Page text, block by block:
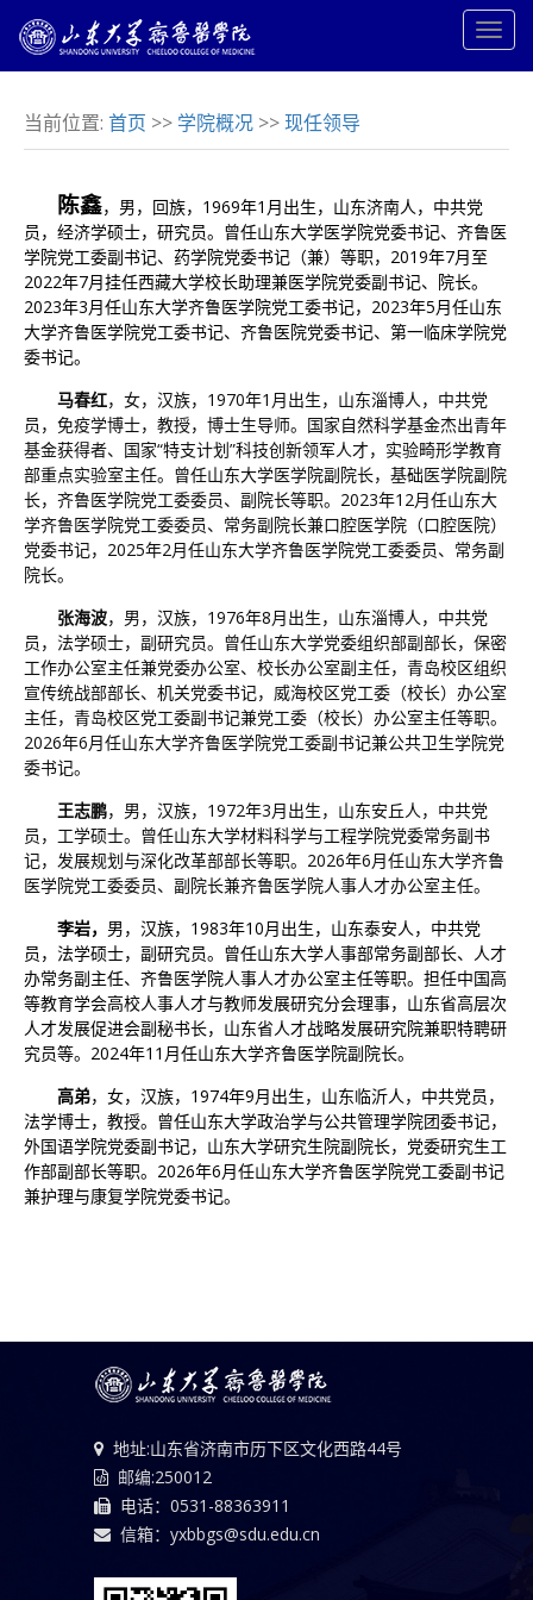
当前位置: 首页 >> 学院概况 >>现任领导
陈鑫，男，回族，1969年1月出生，山东济南人，中共党
员，经济学硕士，研究员。曾任山东大学医学院党委书记、齐鲁医
学院党工委副书记、药学院党委书记（兼）等职，2019年7月至
2022年7月挂任西藏大学校长助理兼医学院党委副书记、院长。
2023年3月任山东大学齐鲁医学院党工委书记，2023年5月任山东
大学齐鲁医学院党工委书记、齐鲁医院党委书记、第一临床学院党
委书记。
马春红，女，汉族，1970年1月出生，山东淄博人，中共党
员，免疫学博士，教授，博士生导师。国家自然科学基金杰出青年
基金获得者、国家“特支计划”科技创新领军人才，实验畸形学教育
部重点实验室主任。曾任山东大学医学院副院长，基础医学院副院
长，齐鲁医学院党工委委员、副院长等职。2023年12月任山东大
学齐鲁医学院党工委委员、常务副院长兼口腔医学院（口腔医院）
党委书记，2025年2月任山东大学齐鲁医学院党工委委员、常务副
院长。
张海波，男，汉族，1976年8月出生，山东淄博人，中共党
员，法学硕士，副研究员。曾任山东大学党委组织部副部长，保密
工作办公室主任兼党委办公室、校长办公室副主任，青岛校区组织
宣传统战部部长、机关党委书记，威海校区党工委（校长）办公室
主任，青岛校区党工委副书记兼党工委（校长）办公室主任等职。
2026年6月任山东大学齐鲁医学院党工委副书记兼公共卫生学院党
委书记。
王志鹏，男，汉族，1972年3月出生，山东安丘人，中共党
员，工学硕士。曾任山东大学材料科学与工程学院党委常务副书
记，发展规划与深化改革部部长等职。2026年6月任山东大学齐鲁
医学院党工委委员、副院长兼齐鲁医学院人事人才办公室主任。
李岩， 男，汉族，1983年10月出生，山东泰安人，中共党
员，法学硕士，副研究员。曾任山东大学人事部常务副部长、人才
办常务副主任、齐鲁医学院人事人才办公室主任等职。担任中国高
等教育学会高校人事人才与教师发展研究分会理事，山东省高层次
人才发展促进会副秘书长，山东省人才战略发展研究院兼职特聘研
究员等。2024年11月任山东大学齐鲁医学院副院长。
高弟，女，汉族，1974年9月出生，山东临沂人，中共党员，
法学博士，教授。曾任山东大学政治学与公共管理学院团委书记，
外国语学院党委副书记，山东大学研究生院副院长，党委研究生工
作部副部长等职。2026年6月任山东大学齐鲁医学院党工委副书记
兼护理与康复学院党委书记。
地址:山东省济南市历下区文化西路44号
邮编:250012
电话：0531-88363911
信箱：yxbbgs@sdu.edu.cn